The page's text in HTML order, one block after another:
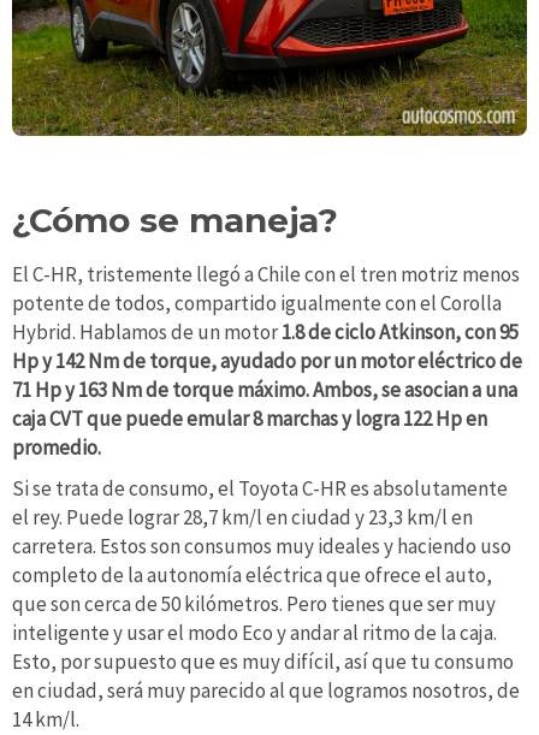
¿Cómo se maneja?
El C-HR, tristemente llegó a Chile con el tren motriz menos
potente de todos, compartido igualmente con el Corolla
Hybrid. Hablamos de un motor1.8 de ciclo Atkinson, con 95
Hp y 142 Nm de torque, ayudado por un motor eléctrico de
71 Hp y 163 Nm de torque máximo. Ambos, se asocian a una
caja CVT que puede emular 8 marchas y logra 122 Hp en
promedio.
Si se trata de consumo, el Toyota C-HR es absolutamente
el rey. Puede lograr 28,7 km/l en ciudad y 23,3 km/l en
carretera. Estos son consumos muy ideales y haciendo uso
completo de la autonomía eléctrica que ofrece el auto,
que son cerca de 50 kilómetros. Pero tienes que ser muy
inteligente y usar el modo Eco y andar al ritmo de la caja.
Esto, por supuesto que es muy difícil, así que tu consumo
en ciudad, será muy parecido al que logramos nosotros, de
14 km/l.